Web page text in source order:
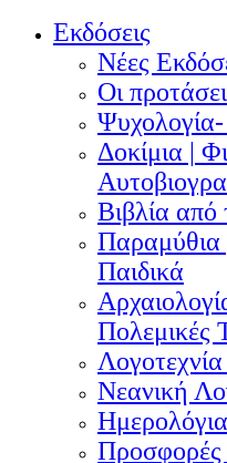
Εκδόσεις
Νέες
Οι
Δοκίμια |
Βιβλία από
Παραμύθια
Παιδικά
Πολεμικές
Νεανική
Προσφορές